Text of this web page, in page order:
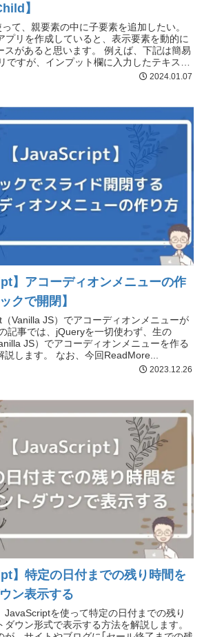
】
て、親要素の中に子要素を追加したい。
プリを作成していると、表示要素を動的に
スがあると思います。 例えば、下記は簡易
ですが、インプット欄に入力したテキスト
2024.01.07
】アコーディオンメニューの作
クで開閉】
Vanilla JS）でアコーディオンメニューが
記事では、jQueryを一切使わず、生の
JS）でアコーディオンメニューを作る
説します。 なお、今回ReadMore...
2023.12.26
】特定の日付までの残り時間を
ン表示する
JavaScriptを使って特定の日付までの残り
ダウン形式で表示する方法を解説します。